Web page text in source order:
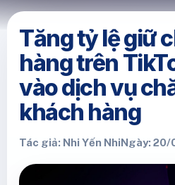
Tăng tỷ lệ giữ
hàng trên
vào dịch vụ
khách hàng
Tác giả: Nhi Yến NhiNgày: